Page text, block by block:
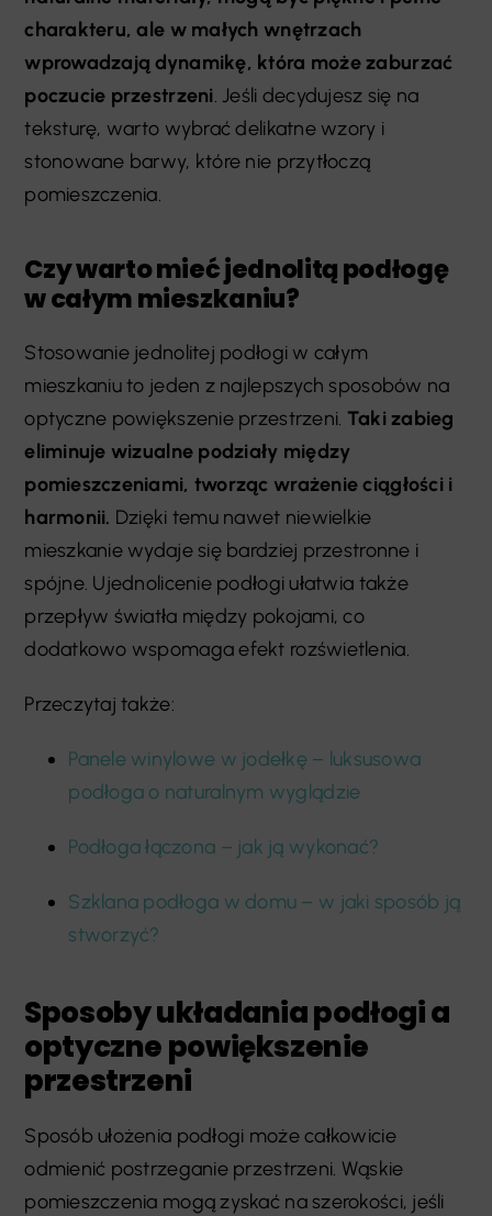
charakteru, ale w małych wnętrzach
wprowadzają dynamikę, która może zaburzać
poczucie przestrzeni. Jeśli decydujesz się na
teksturę, warto wybrać delikatne wzory i
stonowane barwy, które nie przytłoczą
pomieszczenia.
Czy warto mieć jednolitą podłogę
w całym mieszkaniu?
Stosowanie jednolitej podłogi w całym
mieszkaniu to jeden z najlepszych sposobów na
optyczne powiększenie przestrzeni. Taki zabieg
eliminuje wizualne podziały między
pomieszczeniami, tworząc wrażenie ciągłości i
harmonii. Dzięki temu nawet niewielkie
mieszkanie wydaje się bardziej przestronne i
spójne. Ujednolicenie podłogi ułatwia także
przepływ światła między pokojami, co
dodatkowo wspomaga efekt rozświetlenia.
Przeczytaj także:
Panele winylowe w jodełkę – luksusowa
podłoga o naturalnym wyglądzie
Podłoga łączona – jak ją wykonać?
Szklana podłoga w domu – w jaki sposób ją
stworzyć?
Sposoby układania podłogi a
optyczne powiększenie
przestrzeni
Sposób ułożenia podłogi może całkowicie
odmienić postrzeganie przestrzeni. Wąskie
pomieszczenia mogą zyskać na szerokości, jeśli